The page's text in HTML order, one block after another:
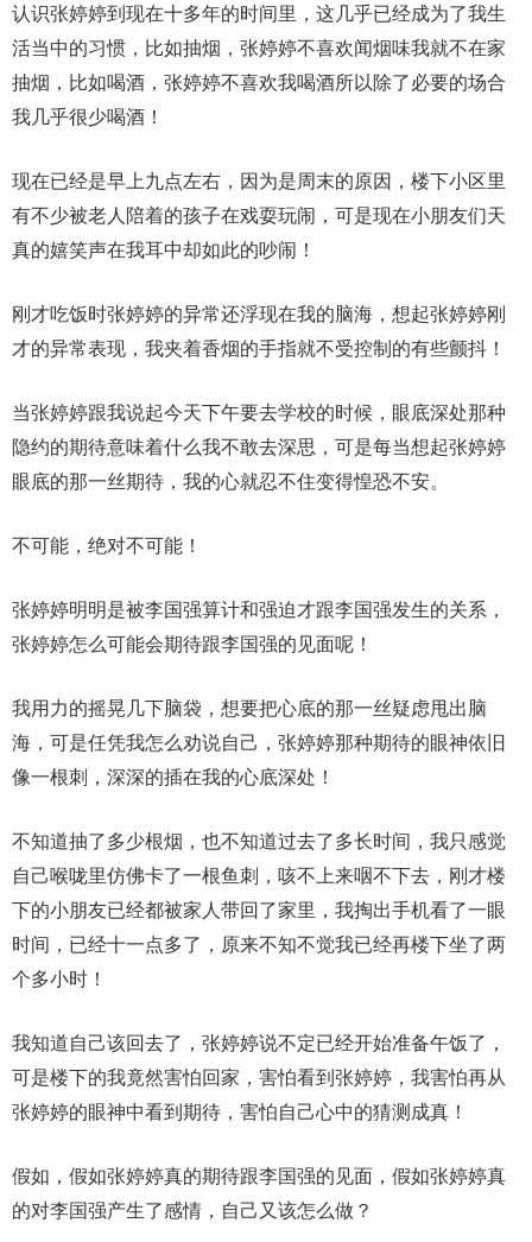
认识张婷婷到现在十多年的时间里，这几乎已经成为了我生
活当中的习惯，比如抽烟，张婷婷不喜欢闻烟味我就不在家
抽烟，比如喝酒，张婷婷不喜欢我喝酒所以除了必要的场合
我几乎很少喝酒！
现在已经是早上九点左右，因为是周末的原因，楼下小区里
有不少被老人陪着的孩子在戏耍玩闹，可是现在小朋友们天
真的嬉笑声在我耳中却如此的吵闹！
刚才吃饭时张婷婷的异常还浮现在我的脑海，想起张婷婷刚
才的异常表现，我夹着香烟的手指就不受控制的有些颤抖！
当张婷婷跟我说起今天下午要去学校的时候，眼底深处那种
隐约的期待意味着什么我不敢去深思，可是每当想起张婷婷
眼底的那一丝期待，我的心就忍不住变得惶恐不安。
不可能，绝对不可能！
张婷婷明明是被李国强算计和强迫才跟李国强发生的关系，
张婷婷怎么可能会期待跟李国强的见面呢！
我用力的摇晃几下脑袋，想要把心底的那一丝疑虑甩出脑
海，可是任凭我怎么劝说自己，张婷婷那种期待的眼神依旧
像一根刺，深深的插在我的心底深处！
不知道抽了多少根烟，也不知道过去了多长时间，我只感觉
自己喉咙里仿佛卡了一根鱼刺，咳不上来咽不下去，刚才楼
下的小朋友已经都被家人带回了家里，我掏出手机看了一眼
时间，已经十一点多了，原来不知不觉我已经再楼下坐了两
个多小时！
我知道自己该回去了，张婷婷说不定已经开始准备午饭了，
可是楼下的我竟然害怕回家，害怕看到张婷婷，我害怕再从
张婷婷的眼神中看到期待，害怕自己心中的猜测成真！
假如，假如张婷婷真的期待跟李国强的见面，假如张婷婷真
的对李国强产生了感情，自己又该怎么做？